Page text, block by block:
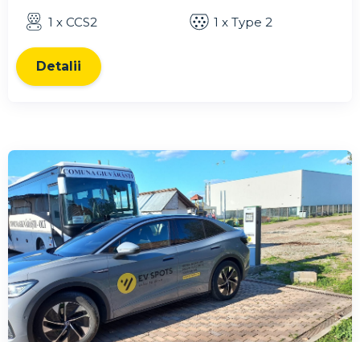
1 x CCS2 1 x Type 2
Detalii